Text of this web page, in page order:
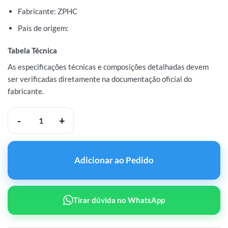
Fabricante: ZPHC
País de origem:
Tabela Técnica
As especificações técnicas e composições detalhadas devem
ser verificadas diretamente na documentação oficial do
fabricante.
ZPHC HGH Fragment 176-191 10mg 5 Ampollas quantidade
Adicionar ao Pedido
Tirar dúvida no WhatsApp